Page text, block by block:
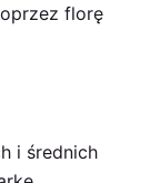
florę
i średnich